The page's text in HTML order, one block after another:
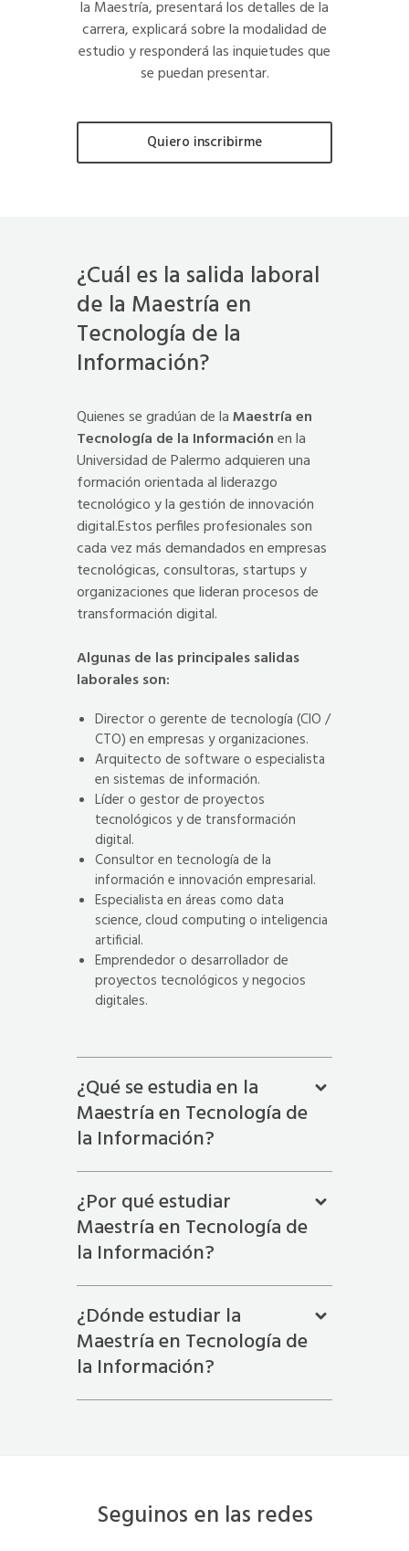
la Maestría, presentará los detalles de la
carrera, explicará sobre la modalidad de
estudio y responderá las inquietudes que
se puedan presentar.
Quiero inscribirme
¿Cuál es la salida laboral
de la Maestría en
Tecnología de la
Información?
Quienes se gradúan de laMaestría en
Tecnología de la Informaciónen la
Universidad de Palermo adquieren una
formación orientada al liderazgo
tecnológico y la gestión de innovación
digital.Estos perfiles profesionales son
cada vez más demandados en empresas
tecnológicas, consultoras, startups y
organizaciones que lideran procesos de
transformación digital.
Algunas de las principales salidas
laborales son:
Director o gerente de tecnología (CIO /
CTO) en empresas y organizaciones.
Arquitecto de software o especialista
en sistemas de información.
Líder o gestor de proyectos
tecnológicos y de transformación
digital.
Consultor en tecnología de la
información e innovación empresarial.
Especialista en áreas como data
science, cloud computing o inteligencia
artificial.
Emprendedor o desarrollador de
proyectos tecnológicos y negocios
digitales.
¿Qué se estudia en la
Maestría en Tecnología de
la Información?
¿Por qué estudiar
Maestría en Tecnología de
la Información?
¿Dónde estudiar la
Maestría en Tecnología de
la Información?
Seguinos en las redes